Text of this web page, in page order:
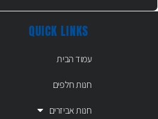
QUICK LINKS
עמוד הבית
חנות חלפים
חנות אביזרים